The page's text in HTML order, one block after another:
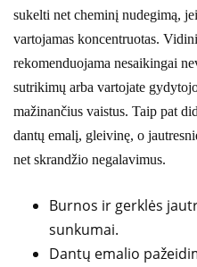
sukelti net cheminį nudegimą,
vartojamas koncentruotas.
rekomenduojama nesaikingai
sutrikimų arba vartojate
mažinančius vaistus. Taip pat
dantų emalį, gleivinę, o
net skrandžio negalavimus.
Burnos ir gerklės
sunkumai.
Dantų emalio